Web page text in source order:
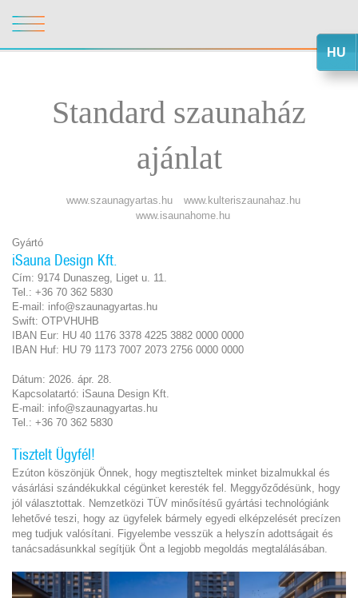
Standard szaunaház
ajánlat
www.szaunagyartas.hu
www.kulteriszaunahaz.hu
www.isaunahome.hu
Gyártó
iSauna Design Kft.
Cím: 9174 Dunaszeg, Liget u. 11.
Tel.: +36 70 362 5830
E-mail: info@szaunagyartas.hu
Swift: OTPVHUHB
IBAN Eur: HU 40 1176 3378 4225 3882 0000 0000
IBAN Huf: HU 79 1173 7007 2073 2756 0000 0000
Dátum: 2026. ápr. 28.
Kapcsolatartó: iSauna Design Kft.
E-mail: info@szaunagyartas.hu
Tel.: +36 70 362 5830
Tisztelt Ügyfél!
Ezúton köszönjük Önnek, hogy megtiszteltek minket bizalmukkal és
vásárlási szándékukkal cégünket keresték fel. Meggyőződésünk, hogy
jól választottak. Nemzetközi TÜV minősítésű gyártási technológiánk
lehetővé teszi, hogy az ügyfelek bármely egyedi elképzelését precízen
meg tudjuk valósítani. Figyelembe vesszük a helyszín adottságait és
tanácsadásunkkal segítjük Önt a legjobb megoldás megtalálásában.
HU